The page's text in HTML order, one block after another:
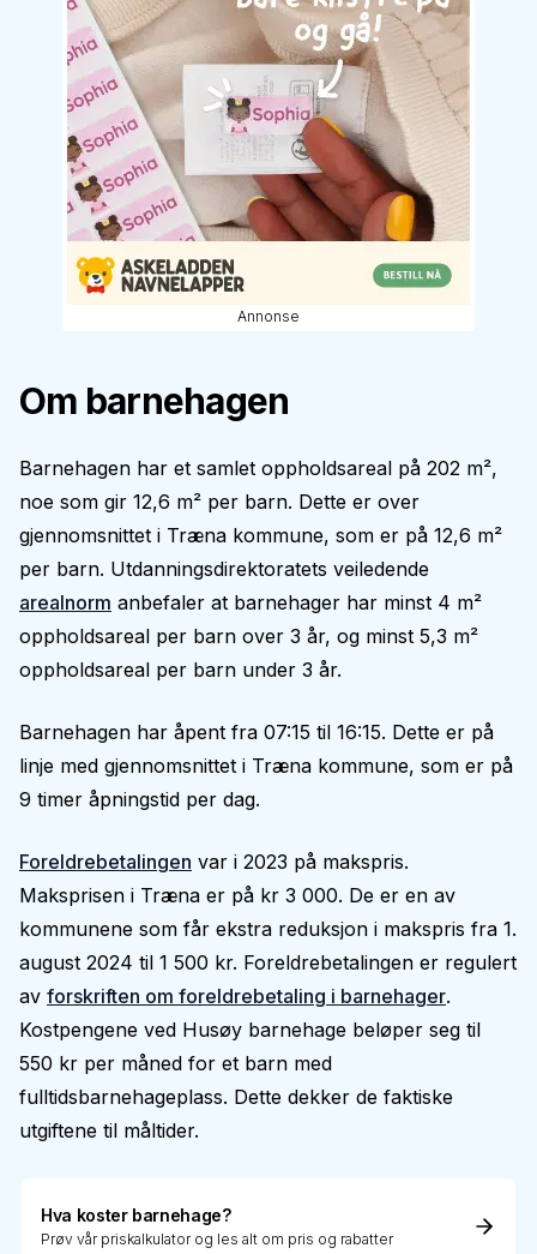
Annonse
Om barnehagen
Barnehagen har et samlet oppholdsareal på 202 m²,
noe som gir 12,6 m² per barn. Dette er over
gjennomsnittet i Træna kommune, som er på 12,6 m²
per barn. Utdanningsdirektoratets veiledende
arealnorm anbefaler at barnehager har minst 4 m²
oppholdsareal per barn over 3 år, og minst 5,3 m²
oppholdsareal per barn under 3 år.
Barnehagen har åpent fra 07:15 til 16:15. Dette er på
linje med gjennomsnittet i Træna kommune, som er på
9 timer åpningstid per dag.
Foreldrebetalingen var i 2023 på makspris.
Maksprisen i Træna er på kr 3 000. De er en av
kommunene som får ekstra reduksjon i makspris fra 1.
august 2024 til 1 500 kr. Foreldrebetalingen er regulert
av forskriften om foreldrebetaling i barnehager.
Kostpengene ved Husøy barnehage beløper seg til
550 kr per måned for et barn med
fulltidsbarnehageplass. Dette dekker de faktiske
utgiftene til måltider.
Hva koster barnehage?
Prøv vår priskalkulator og les alt om pris og rabatter